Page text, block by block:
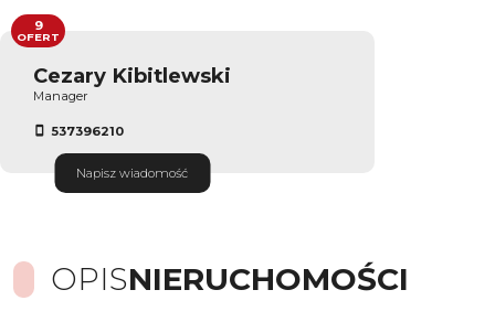
Cezary Kibitlewski
Manager
537396210
Napisz wiadomość
9
OFERT
OPISNIERUCHOMOŚCI